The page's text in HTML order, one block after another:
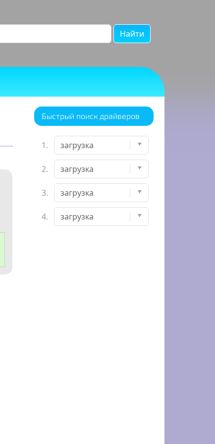
Найти
Быстрый поиск драйверов
1.
2.
3.
4.